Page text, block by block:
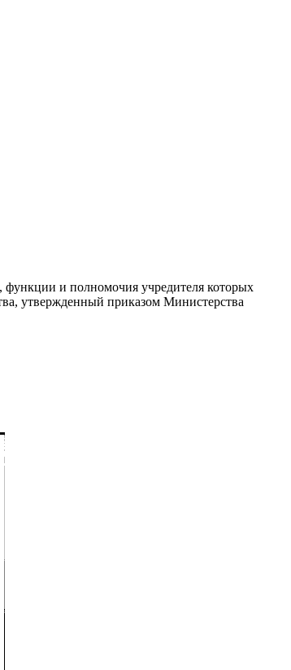
функции и полномочия учредителя которых
утвержденный приказом Министерства